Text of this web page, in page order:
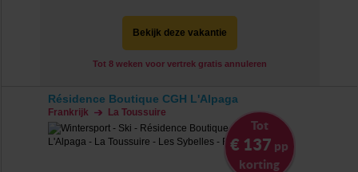
Bekijk deze vakantie
Tot 8 weken voor vertrek gratis annuleren
Résidence Boutique CGH L'Alpaga
Frankrijk La Toussuire
Tot
€ 137 pp
korting